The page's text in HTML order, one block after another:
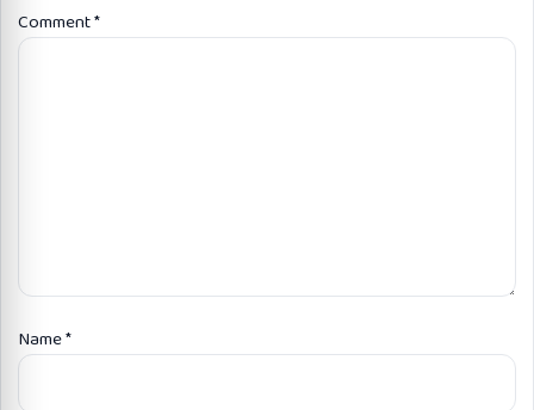
Comment*
Name*